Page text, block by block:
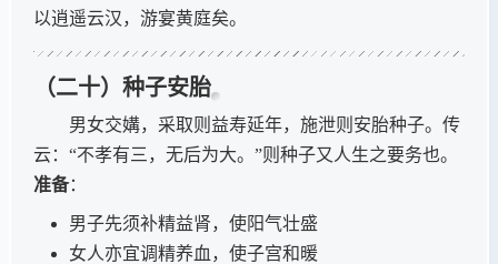
以逍遥云汉，游宴黄庭矣。
（二十）种子安胎
男女交媾，采取则益寿延年，施泄则安胎种子。传
云：“不孝有三，无后为大。”则种子又人生之要务也。
准备：
男子先须补精益肾，使阳气壮盛
女人亦宜调精养血，使子宫和暖